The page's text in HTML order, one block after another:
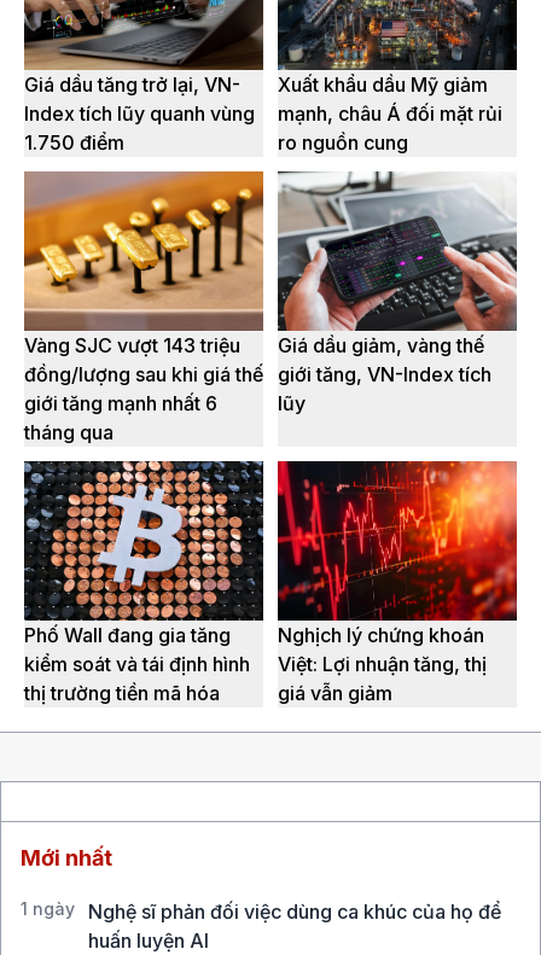
Giá dầu tăng trở lại, VN-
Index tích lũy quanh vùng
1.750 điểm
Xuất khẩu dầu Mỹ giảm
mạnh, châu Á đối mặt rủi
ro nguồn cung
Vàng SJC vượt 143 triệu
đồng/lượng sau khi giá thế
giới tăng mạnh nhất 6
tháng qua
Giá dầu giảm, vàng thế
giới tăng, VN-Index tích
lũy
Phố Wall đang gia tăng
kiểm soát và tái định hình
thị trường tiền mã hóa
Nghịch lý chứng khoán
Việt: Lợi nhuận tăng, thị
giá vẫn giảm
Mới nhất
1 ngày
Nghệ sĩ phản đối việc dùng ca khúc của họ để
huấn luyện AI